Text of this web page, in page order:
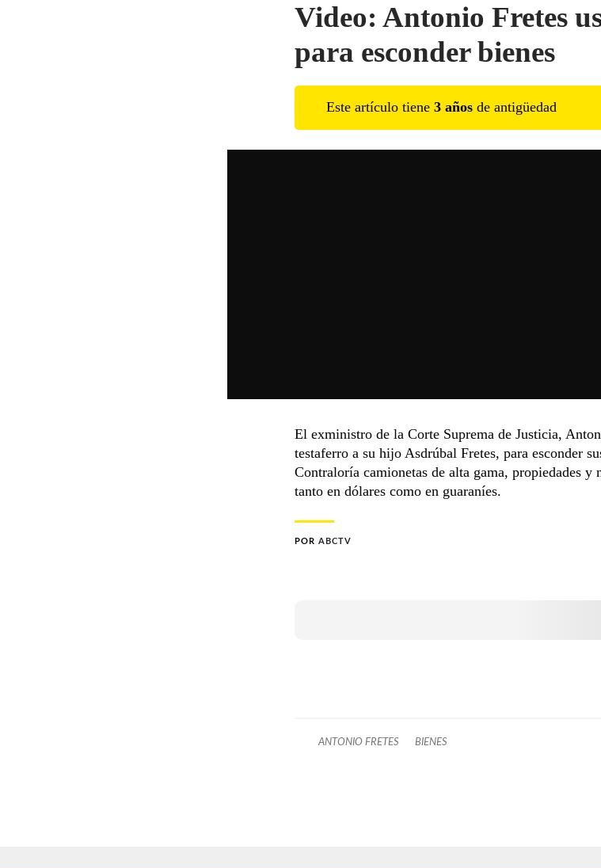
Video: Antonio Fretes
para esconder bienes
Este artículo tiene 3 años de antigüedad
El exministro de la Corte Suprema de Justicia,
testaferro a su hijo Asdrúbal Fretes, para esconder
Contraloría camionetas de alta gama, propiedades y
tanto en dólares como en guaraníes.
POR ABCTV
ANTONIO FRETES BIENES